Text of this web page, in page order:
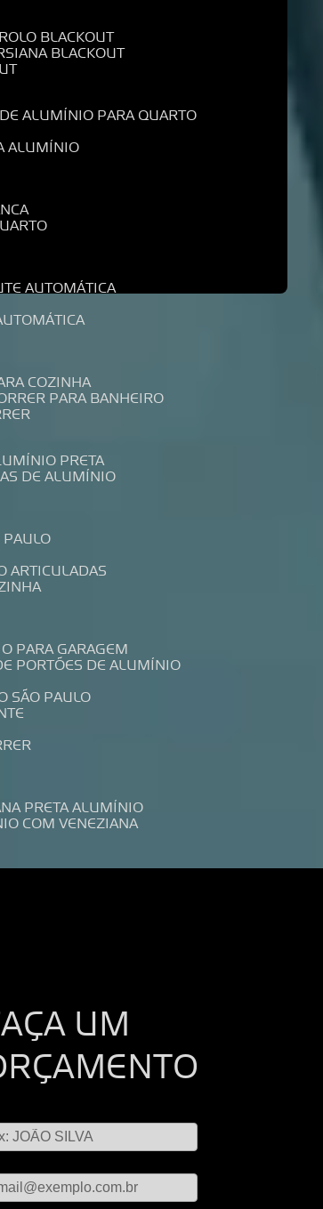
BLACKOUT
BLACKOUT
DE ALUMÍNIO PARA QUARTO
ALUMÍNIO
AUTOMÁTICA
COZINHA
PARA BANHEIRO
PRETA
DE ALUMÍNIO
ARTICULADAS
PARA GARAGEM
PORTÕES DE ALUMÍNIO
SÃO PAULO
PRETA ALUMÍNIO
COM VENEZIANA
UM